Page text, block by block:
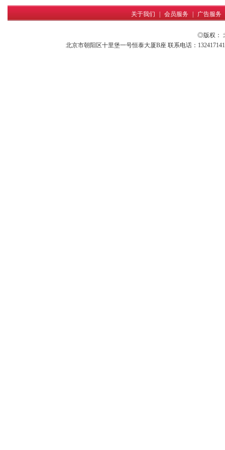
关于我们 会员服务 广告服务
◎版权：
北京市朝阳区十里堡一号恒泰大厦B座 联系电话：